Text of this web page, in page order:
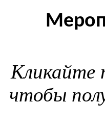
Кликайте
чтобы